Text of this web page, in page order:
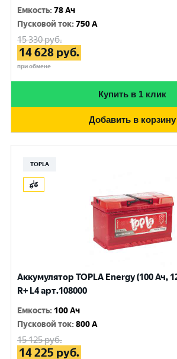
Емкость:78 Ач
Пусковой ток:750 A
15 330руб.
14 628 руб.
при обмене
Купить в 1 клик
Добавить в корзину
TOPLA
Аккумулятор TOPLA Energy (100 Ач,
R+ L4 арт.108000
Емкость: 100 Ач
Пусковой ток:800 A
15 125руб.
14 225 руб.